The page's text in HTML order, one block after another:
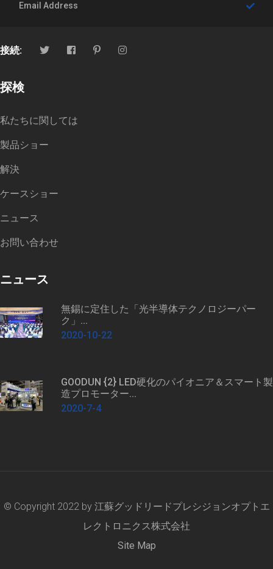
接続:
探検
私たちに関しては
製品ショー
解決
ケースショー
ニュース
お問い合わせ
ニュース
無錫に定住した「光半導体テクノロジーパー
ク」...
2020-10-22
GOODUN {2} LED硬化のパイオニア＆スマート製
造プロモーター...
2020-7-4
© Copyright 2022 by 江蘇グッドリードプレシジョンオプトエ
レクトロニクス株式会社
Site Map